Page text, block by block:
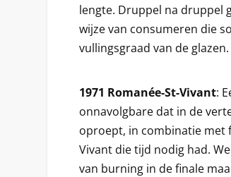
lengte. Druppel na druppel
wijze van consumeren die
vullingsgraad van de glazen.
1971 Romanée-St-Vivant:
onnavolgbare dat in de
oproept, in combinatie met
Vivant die tijd nodig had.
van burning in de finale